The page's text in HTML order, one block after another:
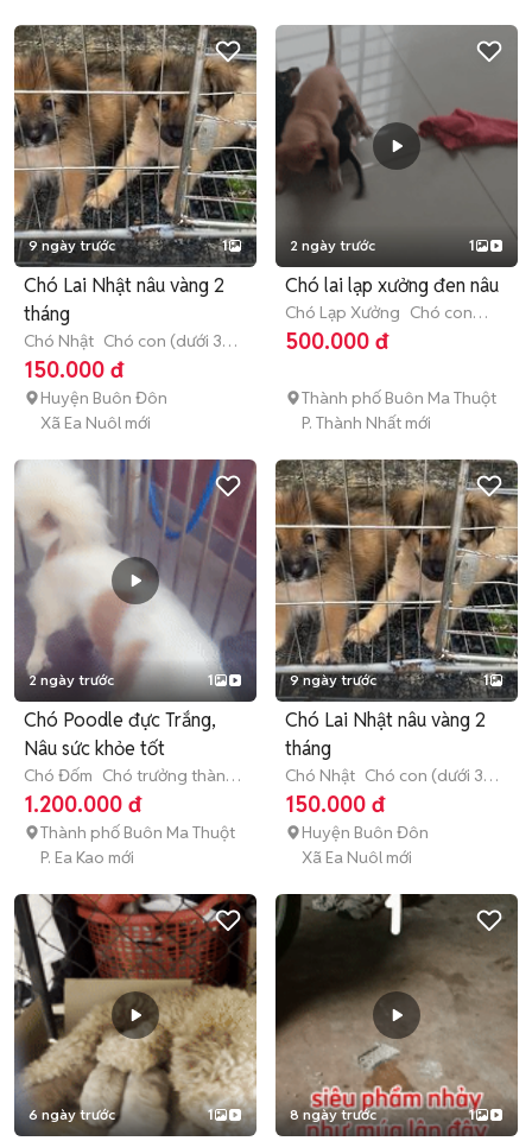
9 ngày trước 1
Chó Lai Nhật nâu vàng 2
tháng
Chó Nhật Chó con (dưới 3
tháng tuổi)
150.000 đ
Huyện Buôn Đôn
Xã Ea Nuôl mới
2 ngày trước 1
Chó lai lạp xưởng đen nâu
Chó Lạp Xưởng Chó con
(dưới 3 tháng tuổi)
500.000 đ
Thành phố Buôn Ma Thuột
P. Thành Nhất mới
2 ngày trước 1
Chó Poodle đực Trắng,
Nâu sức khỏe tốt
Chó Đốm Chó trưởng thành
(hơn 1 tuổi)
1.200.000 đ
Thành phố Buôn Ma Thuột
P. Ea Kao mới
9 ngày trước 1
Chó Lai Nhật nâu vàng 2
tháng
Chó Nhật Chó con (dưới 3
tháng tuổi)
150.000 đ
Huyện Buôn Đôn
Xã Ea Nuôl mới
6 ngày trước 1 8 ngày trước 1